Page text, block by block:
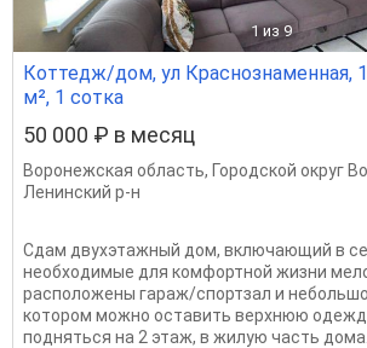
1 из 9
Коттедж/дом, ул Краснознаменная,
м², 1 сотка
50 000 ₽ в месяц
Воронежская область, Городской округ
Ленинский р-н
Сдам двухэтажный дом, включающий в
необходимые для комфортной жизни
расположены гараж/спортзал и
котором можно оставить верхнюю
подняться на 2 этаж, в жилую часть дома.